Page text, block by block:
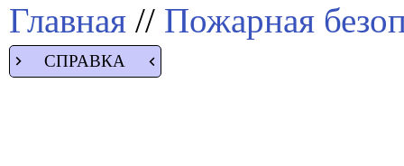
Главная // Пожарная
СПРАВКА